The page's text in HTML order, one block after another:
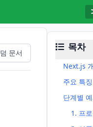
문서
목차
Next.js
주요 특
단계별
1. 프